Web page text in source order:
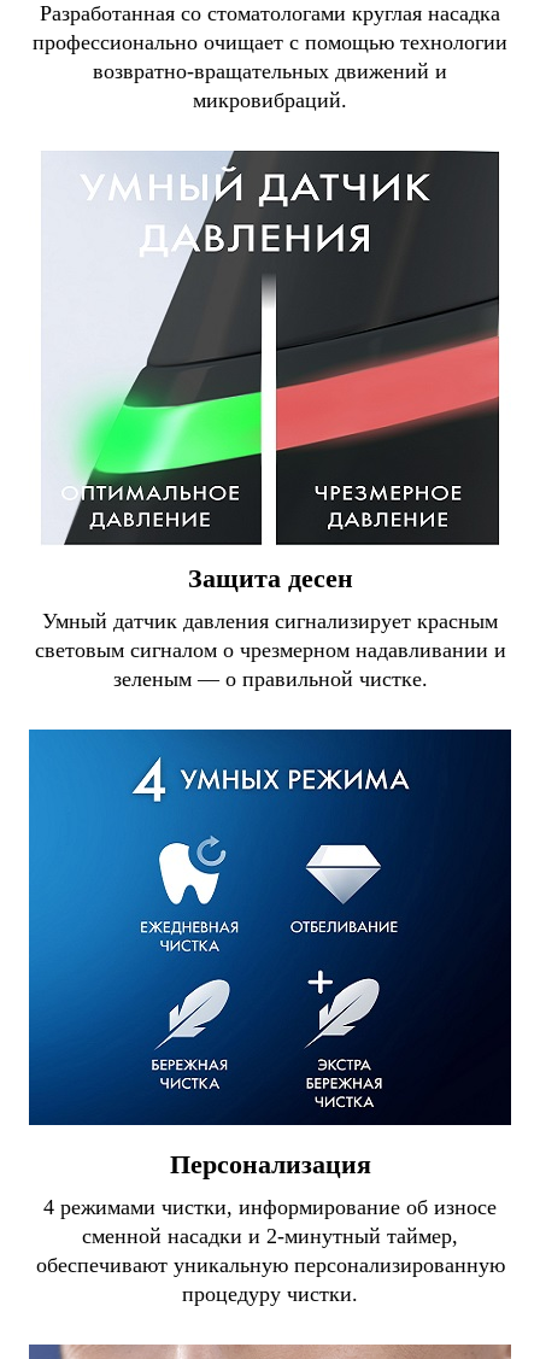
Разработанная со стоматологами круглая насадка
профессионально очищает с помощью технологии
возвратно-вращательных движений и
микровибраций.
Защита десен
Умный датчик давления сигнализирует красным
световым сигналом о чрезмерном надавливании и
зеленым — о правильной чистке.
Персонализация
4 режимами чистки, информирование об износе
сменной насадки и 2-минутный таймер,
обеспечивают уникальную персонализированную
процедуру чистки.